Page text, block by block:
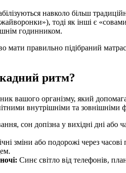
навколо більш
тоді як інші є
годинником.
мати правильно підібраний
ритм?
організму, який
внутрішніми та
сон допізна у вихідні дні
зміни або подорожі через
Синє світло від телефонів,